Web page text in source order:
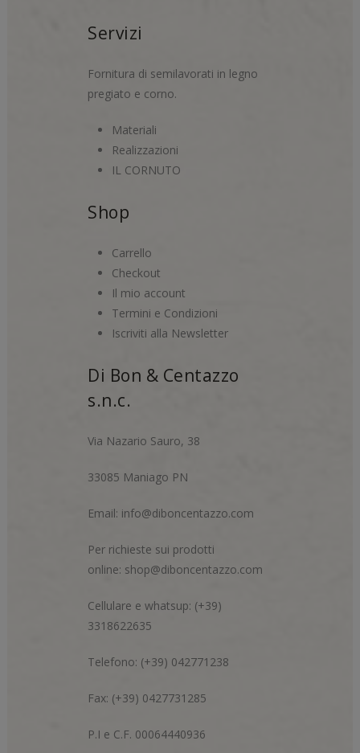
Servizi
Fornitura di semilavorati in legno
pregiato e corno.
Materiali
Realizzazioni
IL CORNUTO
Shop
Carrello
Checkout
Il mio account
Termini e Condizioni
Iscriviti alla Newsletter
Di Bon & Centazzo
s.n.c.
Via Nazario Sauro, 38
33085 Maniago PN
Email: info@diboncentazzo.com
Per richieste sui prodotti
online: shop@diboncentazzo.com
Cellulare e whatsup: (+39)
3318622635
Telefono: (+39) 042771238
Fax: (+39) 0427731285
P.I e C.F. 00064440936